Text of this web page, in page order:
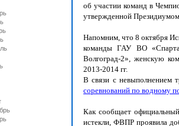
об участии команд в
утвержденной
Напомним, что 8 октября
команды ГАУ ВО
Волгоград-2», женскую
2013-2014 гг.
В связи с невыполнением
соревнований по водному
Как сообщает
истекли, ФВПР проявила